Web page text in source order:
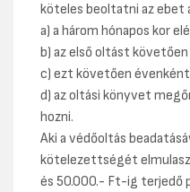
köteles beoltatni az ebet
a) a három hónapos kor
b) az első oltást
c) ezt követően
d) az oltási könyvet
hozni.
Aki a védőoltás
kötelezettségét
és 50.000.- Ft-ig terjedő